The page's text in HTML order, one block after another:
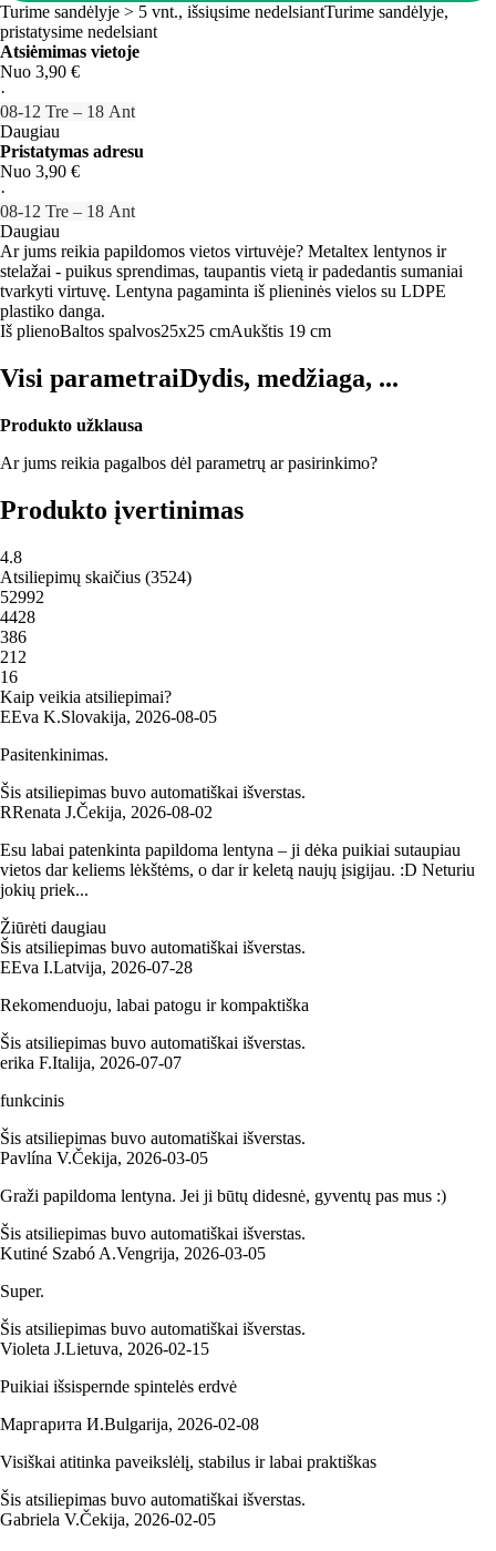
Turime sandėlyje > 5 vnt., išsiųsime nedelsiantTurime sandėlyje,
pristatysime nedelsiant
Atsiėmimas vietoje
Nuo 3,90 €
·
08‑12 Tre – 18 Ant
Daugiau
Pristatymas adresu
Nuo 3,90 €
·
08‑12 Tre – 18 Ant
Daugiau
Ar jums reikia papildomos vietos virtuvėje? Metaltex lentynos ir
stelažai - puikus sprendimas, taupantis vietą ir padedantis sumaniai
tvarkyti virtuvę. Lentyna pagaminta iš plieninės vielos su LDPE
plastiko danga.
Iš plienoBaltos spalvos25x25 cmAukštis 19 cm
Visi parametraiDydis, medžiaga, ...
Produkto užklausa
Ar jums reikia pagalbos dėl parametrų ar pasirinkimo?
Produkto įvertinimas
4.8
Atsiliepimų skaičius (3524)
52992
4428
386
212
16
Kaip veikia atsiliepimai?
EEva K.Slovakija, 2026‑08‑05
Pasitenkinimas.
Šis atsiliepimas buvo automatiškai išverstas.
RRenata J.Čekija, 2026‑08‑02
Esu labai patenkinta papildoma lentyna – ji dėka puikiai sutaupiau
vietos dar keliems lėkštėms, o dar ir keletą naujų įsigijau. :D Neturiu
jokių priek...
Žiūrėti daugiau
Šis atsiliepimas buvo automatiškai išverstas.
EEva I.Latvija, 2026‑07‑28
Rekomenduoju, labai patogu ir kompaktiška
Šis atsiliepimas buvo automatiškai išverstas.
erika F.Italija, 2026‑07‑07
funkcinis
Šis atsiliepimas buvo automatiškai išverstas.
Pavlína V.Čekija, 2026‑03‑05
Graži papildoma lentyna. Jei ji būtų didesnė, gyventų pas mus :)
Šis atsiliepimas buvo automatiškai išverstas.
Kutiné Szabó A.Vengrija, 2026‑03‑05
Super.
Šis atsiliepimas buvo automatiškai išverstas.
Violeta J.Lietuva, 2026‑02‑15
Puikiai išsispernde spintelės erdvė
Маргарита И.Bulgarija, 2026‑02‑08
Visiškai atitinka paveikslėlį, stabilus ir labai praktiškas
Šis atsiliepimas buvo automatiškai išverstas.
Gabriela V.Čekija, 2026‑02‑05